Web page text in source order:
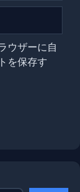
ウザーに自
を保存す